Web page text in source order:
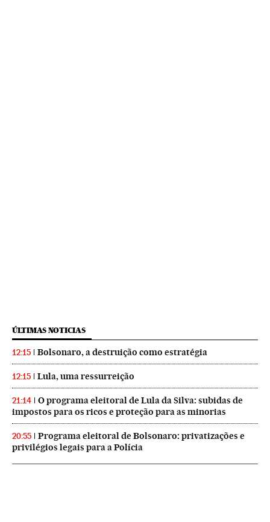
ÚLTIMAS NOTICIAS
12:15 Bolsonaro, a destruição como estratégia
12:15 Lula, uma ressurreição
21:14
O programa eleitoral de Lula da Silva: subidas de
impostos para os ricos e proteção para as minorias
20:55
Programa eleitoral de Bolsonaro: privatizações e
privilégios legais para a Polícia